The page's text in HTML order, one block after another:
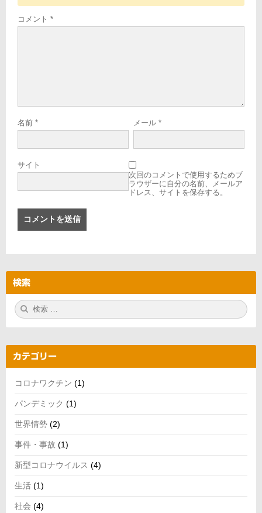
コメント *
名前 * メール *
サイト
次回のコメントで使用するためブ
ラウザーに自分の名前、メールア
ドレス、サイトを保存する。
検索
検
索:
カテゴリー
コロナワクチン (1)
パンデミック (1)
世界情勢 (2)
事件・事故 (1)
新型コロナウイルス (4)
生活 (1)
社会 (4)